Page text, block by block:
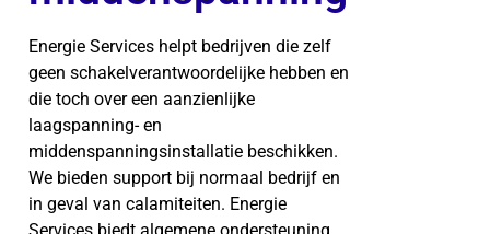
Energie Services helpt bedrijven die zelf
geen schakelverantwoordelijke hebben en
die toch over een aanzienlijke
laagspanning- en
middenspanningsinstallatie beschikken.
We bieden support bij normaal bedrijf en
in geval van calamiteiten. Energie